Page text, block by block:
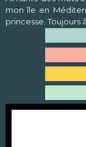
mon île en
princesse. Toujours